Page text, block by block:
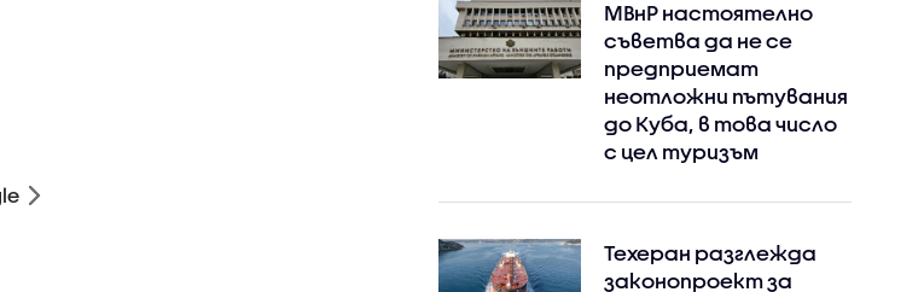
МВнР настоятелно
съветва да не се
предприемат
неотложни пътувания
до Куба, в това число
с цел туризъм
Техеран разглежда
законопроект за